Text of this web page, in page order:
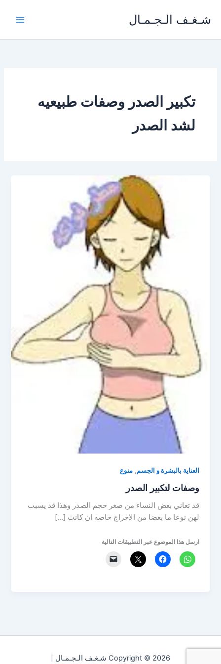
شـغـف الـجـمـال
تكبير الصدر وصفات طبيعيه
لشد الصدر
العناية بالبشرة و الجسم,منوع
وصفات لتكبير الصدر
قد تعاني بعض النساء من صغر حجم الصدر وهذا قد يسبب
لهن نوعا ما بعضا من الاحراج خاصه ان كانت […]
ارسل هذا الموضوع عبر التطبيقات التالية
Copyright © 2026 شـغـف الـجـمـال |